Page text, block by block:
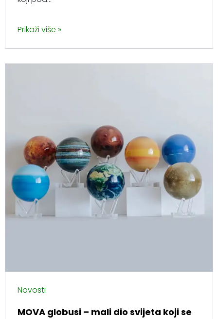
Prikaži više »
Novosti
MOVA globusi – mali dio svijeta koji se